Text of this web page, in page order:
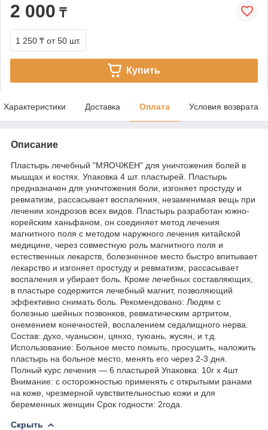
2 000 ₸
1 250 ₸ от 50 шт.
Купить
Характеристики Доставка Оплата Условия возврата
Описание
Пластырь лечебный "МЯОЧЖЕН" для уничтожения болей в
мышцах и костях. Упаковка 4 шт. пластырей. Пластырь
предназначен для уничтожения боли, изгоняет простуду и
ревматизм, рассасывает воспаления, незаменимая вещь при
лечении хондрозов всех видов. Пластырь разработан южно-
корейским ханьфаном, он соединяет метод лечения
магнитного поля с методом наружного лечения китайской
медицине, через совместную роль магнитного поля и
естественных лекарств, болезненное место быстро впитывает
лекарство и изгоняет простуду и ревматизм, рассасывает
воспаления и убирает боль. Кроме лечебных составляющих,
в пластыре содержится лечебный магнит, позволяющий
эффективно снимать боль. Рекомендовано: Людям с
болезнью шейных позвонков, ревматическим артритом,
онемением конечностей, воспалением седалищного нерва.
Состав: духо, чуаньсюн, цянхо, туюань, жусян, и т.д.
Использование: Больное место помыть, просушить, наложить
пластырь на больное место, менять его через 2-3 дня.
Полный курс лечения ― 6 пластырей Упаковка: 10г х 4шт
Внимание: с осторожностью применять с открытыми ранами
на коже, чрезмерной чувствительностью кожи и для
беременных женщин Срок годности: 2года.
Скрыть